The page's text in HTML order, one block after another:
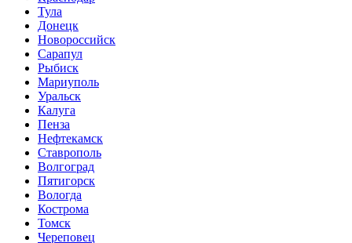
Тула
Донецк
Новороссийск
Сарапул
Рыбиск
Мариуполь
Уральск
Калуга
Пенза
Нефтекамск
Ставрополь
Волгоград
Пятигорск
Вологда
Кострома
Томск
Череповец